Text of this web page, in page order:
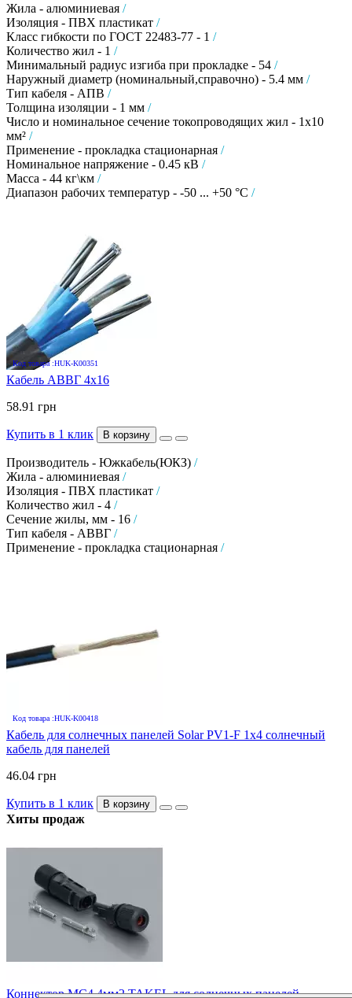
Жила - алюминиевая /
Изоляция - ПВХ пластикат /
Класс гибкости по ГОСТ 22483-77 - 1 /
Количество жил - 1 /
Минимальный радиус изгиба при прокладке - 54 /
Наружный диаметр (номинальный,справочно) - 5.4 мм /
Тип кабеля - АПВ /
Толщина изоляции - 1 мм /
Число и номинальное сечение токопроводящих жил - 1х10
мм² /
Применение - прокладка стационарная /
Номинальное напряжение - 0.45 кВ /
Масса - 44 кг\км /
Диапазон рабочих температур - -50 ... +50 °C /
Код товара :HUK-K00351
Кабель АВВГ 4х16
58.91 грн
Купить в 1 клик В корзину
Производитель - Южкабель(ЮКЗ) /
Жила - алюминиевая /
Изоляция - ПВХ пластикат /
Количество жил - 4 /
Сечение жилы, мм - 16 /
Тип кабеля - АВВГ /
Применение - прокладка стационарная /
Код товара :HUK-K00418
Кабель для солнечных панелей Solar PV1-F 1х4 солнечный
кабель для панелей
46.04 грн
Купить в 1 клик В корзину
Хиты продаж
Коннектор MC4 4мм2 TAKEL для солнечных панелей